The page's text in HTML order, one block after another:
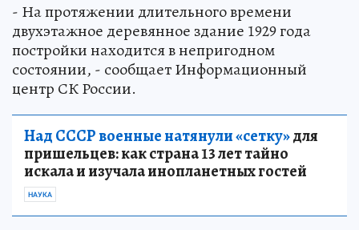
- На протяжении длительного времени
двухэтажное деревянное здание 1929 года
постройки находится в непригодном
состоянии, - сообщает Информационный
центр СК России.
Над СССР военные натянули «сетку»для
пришельцев: как страна 13 лет тайно
искала и изучала инопланетных гостей
НАУКА